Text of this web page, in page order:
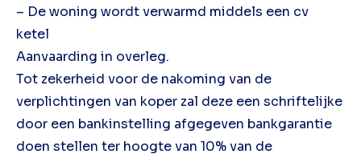
– De woning wordt verwarmd middels een cv
ketel
Aanvaarding in overleg.
Tot zekerheid voor de nakoming van de
verplichtingen van koper zal deze een schriftelijke
door een bankinstelling afgegeven bankgarantie
doen stellen ter hoogte van 10% van de